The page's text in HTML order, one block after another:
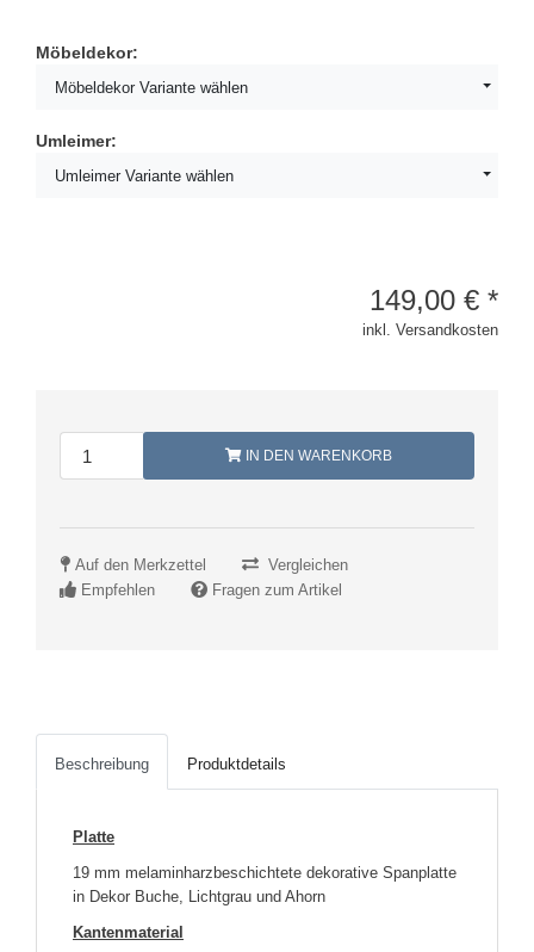
Möbeldekor:
Möbeldekor Variante wählen
Umleimer:
Umleimer Variante wählen
149,00 € *
inkl. Versandkosten
IN DEN WARENKORB
Auf den Merkzettel
Vergleichen
Empfehlen
Fragen zum Artikel
Beschreibung Produktdetails
Platte
19 mm melaminharzbeschichtete dekorative Spanplatte
in Dekor Buche, Lichtgrau und Ahorn
Kantenmaterial